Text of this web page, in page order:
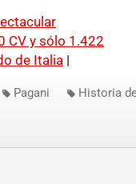
CV y sólo 1.422
de Italia |
Pagani Historia